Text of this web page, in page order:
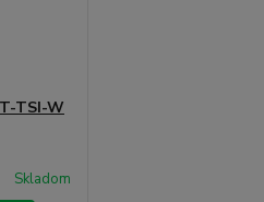
TSI-W
Skladom